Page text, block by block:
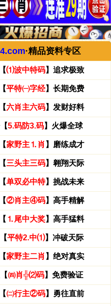
·精品资料专区
⑴波中特码】追求极致
平特㈠字经】长期免费
六肖主六码】发财好料
5.码防3.码】火爆全球
家野主⒈肖 】磨练成才
三头主三码】翱翔天际
单双必中特】挑战未来
②肖主④码】高手精解
⒈尾中大奖】高手猛料
平特2.中⑴】冲破天际
家野主二肖 】绝对真实
㈣肖╬⑵码】免费验证
㈡行主②码】勇往直前